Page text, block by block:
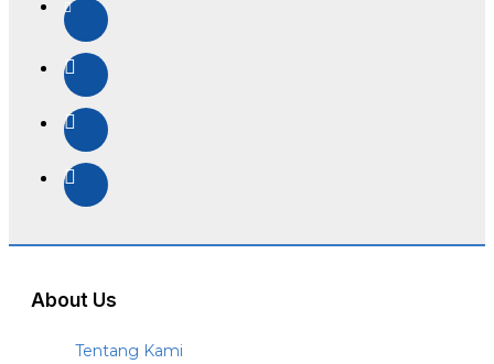
About Us
Tentang Kami